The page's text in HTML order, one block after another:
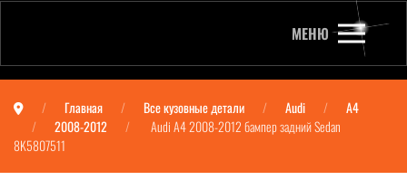
МЕНЮ
Главная Все кузовные детали Audi
A4
2008-2012
Audi A4 2008-2012 бампер задний Sedan
8K5807511